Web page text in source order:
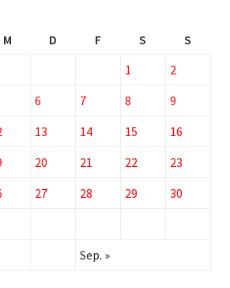
M D F S
S
1
2
6 7 8
9
13 14 15
16
20 21 22
23
27 28 29
30
Sep. »